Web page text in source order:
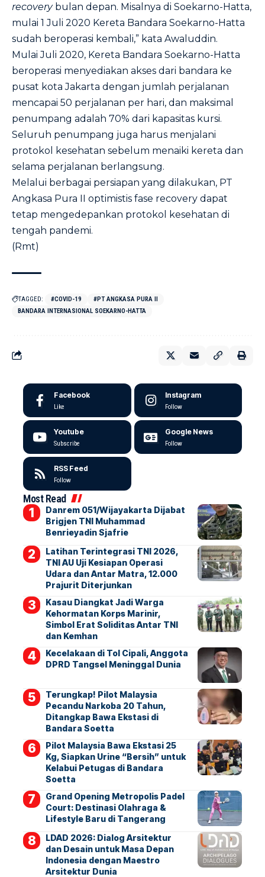
recoverybulan depan. Misalnya di Soekarno-Hatta,
mulai 1 Juli 2020 Kereta Bandara Soekarno-Hatta
sudah beroperasi kembali,” kata Awaluddin.
Mulai Juli 2020, Kereta Bandara Soekarno-Hatta
beroperasi menyediakan akses dari bandara ke
pusat kota Jakarta dengan jumlah perjalanan
mencapai 50 perjalanan per hari, dan maksimal
penumpang adalah 70% dari kapasitas kursi.
Seluruh penumpang juga harus menjalani
protokol kesehatan sebelum menaiki kereta dan
selama perjalanan berlangsung.
Melalui berbagai persiapan yang dilakukan, PT
Angkasa Pura II optimistis fase recovery dapat
tetap mengedepankan protokol kesehatan di
tengah pandemi.
(Rmt)
TAGGED: #COVID-19
#PT ANGKASA PURA II
BANDARA INTERNASIONAL SOEKARNO-HATTA
Facebook
Like
Instagram
Follow
Youtube
Subscribe
Google News
Follow
RSS Feed
Follow
Most Read
Danrem 051/Wijayakarta Dijabat
Brigjen TNI Muhammad
Benrieyadin Sjafrie
Latihan Terintegrasi TNI 2026,
TNI AU Uji Kesiapan Operasi
Udara dan Antar Matra, 12.000
Prajurit Diterjunkan
Kasau Diangkat Jadi Warga
Kehormatan Korps Marinir,
Simbol Erat Soliditas Antar TNI
dan Kemhan
Kecelakaan di Tol Cipali, Anggota
DPRD Tangsel Meninggal Dunia
Terungkap! Pilot Malaysia
Pecandu Narkoba 20 Tahun,
Ditangkap Bawa Ekstasi di
Bandara Soetta
Pilot Malaysia Bawa Ekstasi 25
Kg, Siapkan Urine “Bersih” untuk
Kelabui Petugas di Bandara
Soetta
Grand Opening Metropolis Padel
Court: Destinasi Olahraga &
Lifestyle Baru di Tangerang
LDAD 2026: Dialog Arsitektur
dan Desain untuk Masa Depan
Indonesia dengan Maestro
Arsitektur Dunia